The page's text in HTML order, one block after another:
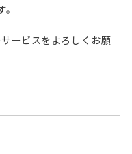
ービスをよろしくお願